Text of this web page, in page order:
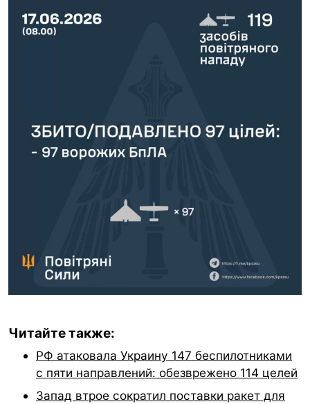
Читайте также:
РФ атаковала Украину 147 беспилотниками
с пяти направлений: обезврежено 114 целей
Запад втрое сократил поставки ракет для